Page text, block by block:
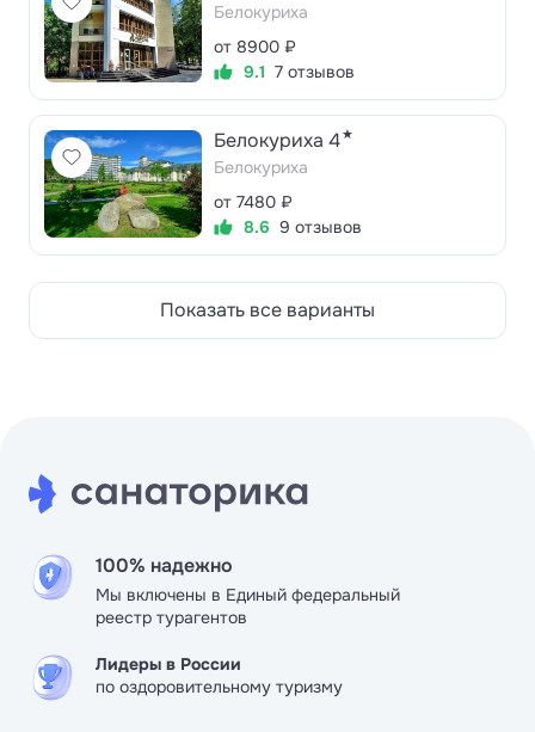
Белокуриха
от 8900 ₽
9.1 7 отзывов
Белокуриха 4★
Белокуриха
от 7480 ₽
8.6 9 отзывов
Показать все варианты
100% надежно
Мы включены в Единый федеральный
реестр турагентов
Лидеры в России
по оздоровительному туризму